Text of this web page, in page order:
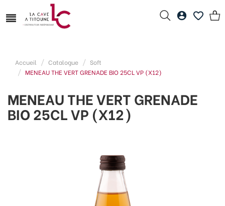
Accueil Catalogue
Soft
MENEAU THE VERT GRENADE BIO 25CL VP (X12)
MENEAU THE VERT GRENADE
BIO 25CL VP (X12)